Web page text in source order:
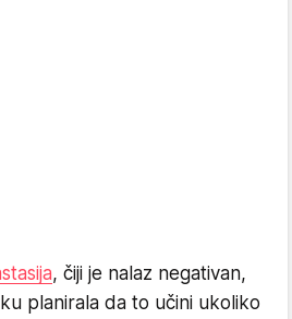
, čiji je nalaz negativan,
planirala da to učini ukoliko